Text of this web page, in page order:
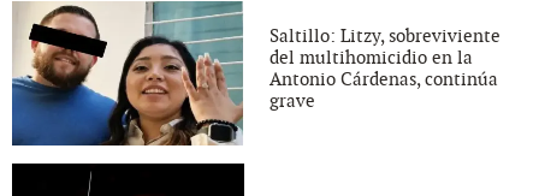
Saltillo: Litzy, sobreviviente
del multihomicidio en la
Antonio Cárdenas, continúa
grave